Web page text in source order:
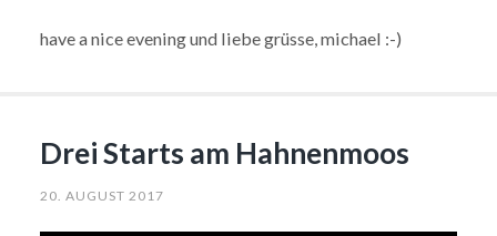
have a nice evening und liebe grüsse, michael :-)
Drei Starts am Hahnenmoos
20. AUGUST 2017